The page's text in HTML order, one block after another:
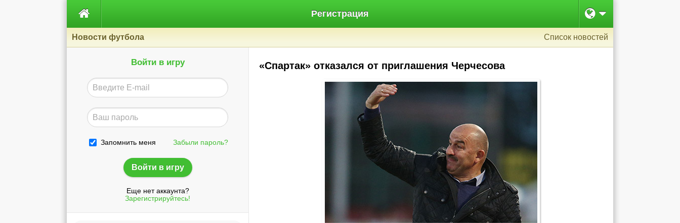
 Регистрация
Новости футбола Список новостей
Войти в игру
Запомнить меня Забыли пароль?
Еще нет аккаунта?
Зарегистрируйтесь!
«Спартак» отказался от приглашения Черчесова